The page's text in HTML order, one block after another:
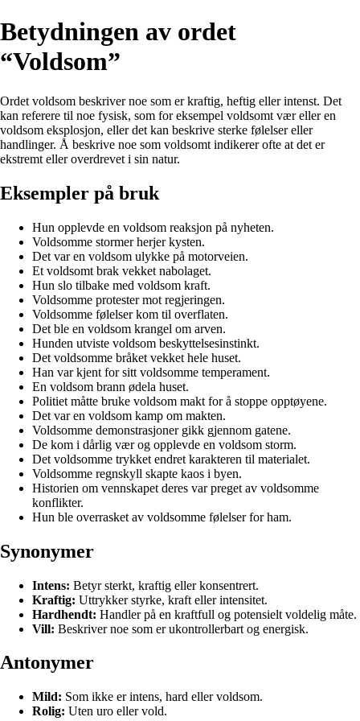
Betydningen av ordet
“Voldsom”
Ordet voldsom beskriver noe som er kraftig, heftig eller intenst. Det
kan referere til noe fysisk, som for eksempel voldsomt vær eller en
voldsom eksplosjon, eller det kan beskrive sterke følelser eller
handlinger. Å beskrive noe som voldsomt indikerer ofte at det er
ekstremt eller overdrevet i sin natur.
Eksempler på bruk
Hun opplevde en voldsom reaksjon på nyheten.
Voldsomme stormer herjer kysten.
Det var en voldsom ulykke på motorveien.
Et voldsomt brak vekket nabolaget.
Hun slo tilbake med voldsom kraft.
Voldsomme protester mot regjeringen.
Voldsomme følelser kom til overflaten.
Det ble en voldsom krangel om arven.
Hunden utviste voldsom beskyttelsesinstinkt.
Det voldsomme bråket vekket hele huset.
Han var kjent for sitt voldsomme temperament.
En voldsom brann ødela huset.
Politiet måtte bruke voldsom makt for å stoppe opptøyene.
Det var en voldsom kamp om makten.
Voldsomme demonstrasjoner gikk gjennom gatene.
De kom i dårlig vær og opplevde en voldsom storm.
Det voldsomme trykket endret karakteren til materialet.
Voldsomme regnskyll skapte kaos i byen.
Historien om vennskapet deres var preget av voldsomme
konflikter.
Hun ble overrasket av voldsomme følelser for ham.
Synonymer
Intens: Betyr sterkt, kraftig eller konsentrert.
Kraftig: Uttrykker styrke, kraft eller intensitet.
Hardhendt: Handler på en kraftfull og potensielt voldelig måte.
Vill: Beskriver noe som er ukontrollerbart og energisk.
Antonymer
Mild: Som ikke er intens, hard eller voldsom.
Rolig: Uten uro eller vold.